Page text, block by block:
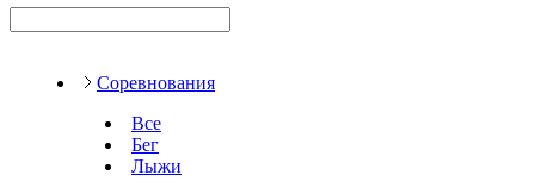
Соревнования
Все
Бег
Лыжи